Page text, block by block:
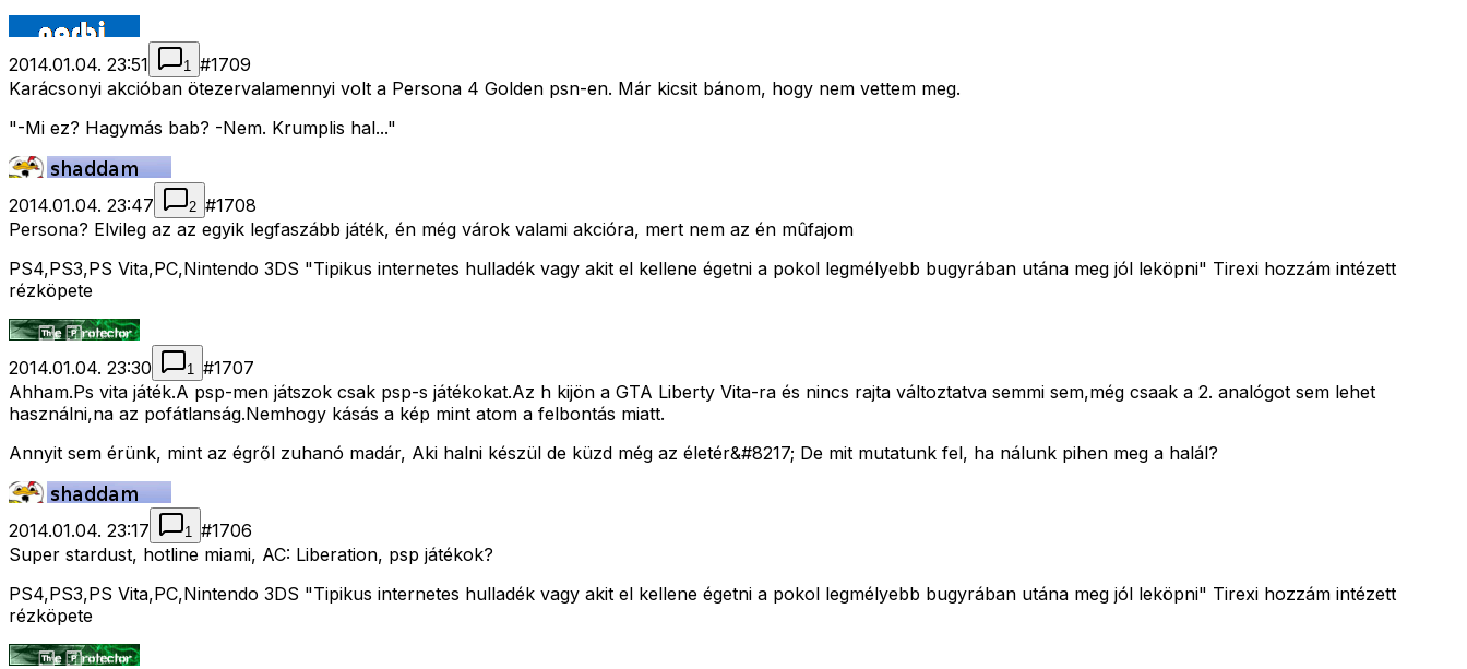
2014.01.04. 23:51 1 #1709
Karácsonyi akcióban ötezervalamennyi volt a Persona 4 Golden psn-en. Már kicsit bánom, hogy nem vettem meg.
"-Mi ez? Hagymás bab? -Nem. Krumplis hal..."
2014.01.04. 23:47 2 #1708
Persona? Elvileg az az egyik legfaszább játék, én még várok valami akcióra, mert nem az én mûfajom
PS4,PS3,PS Vita,PC,Nintendo 3DS "Tipikus internetes hulladék vagy akit el kellene égetni a pokol legmélyebb bugyrában utána meg jól leköpni" Tirexi hozzám intézett
rézköpete
2014.01.04. 23:30 1 #1707
Ahham.Ps vita játék.A psp-men játszok csak psp-s játékokat.Az h kijön a GTA Liberty Vita-ra és nincs rajta változtatva semmi sem,még csaak a 2. analógot sem lehet
használni,na az pofátlanság.Nemhogy kásás a kép mint atom a felbontás miatt.
Annyit sem érünk, mint az égről zuhanó madár, Aki halni készül de küzd még az életér&#8217; De mit mutatunk fel, ha nálunk pihen meg a halál?
2014.01.04. 23:17 1 #1706
Super stardust, hotline miami, AC: Liberation, psp játékok?
PS4,PS3,PS Vita,PC,Nintendo 3DS "Tipikus internetes hulladék vagy akit el kellene égetni a pokol legmélyebb bugyrában utána meg jól leköpni" Tirexi hozzám intézett
rézköpete